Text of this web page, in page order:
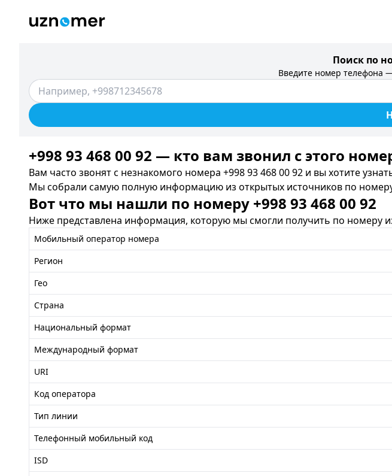
Поиск по
Введите номер телефона
+998 93 468 00 92 — кто вам звонил c этого
Вам часто звонят с незнакомого номера +998 93 468 00 92 и вы хотите
Мы собрали самую полную информацию из открытых источников по номеру
Вот что мы нашли по номеру +998 93 468 00 92
Ниже представлена информация, которую мы смогли получить по номеру
Мобильный оператор номера
Регион
Гео
Страна
Национальный формат
Международный формат
URI
Код оператора
Тип линии
Телефонный мобильный код
ISD